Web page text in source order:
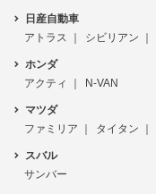
日産自動車
アトラス
シビリアン
ホンダ
アクティ
N-VAN
マツダ
ファミリア
タイタン
スバル
サンバー